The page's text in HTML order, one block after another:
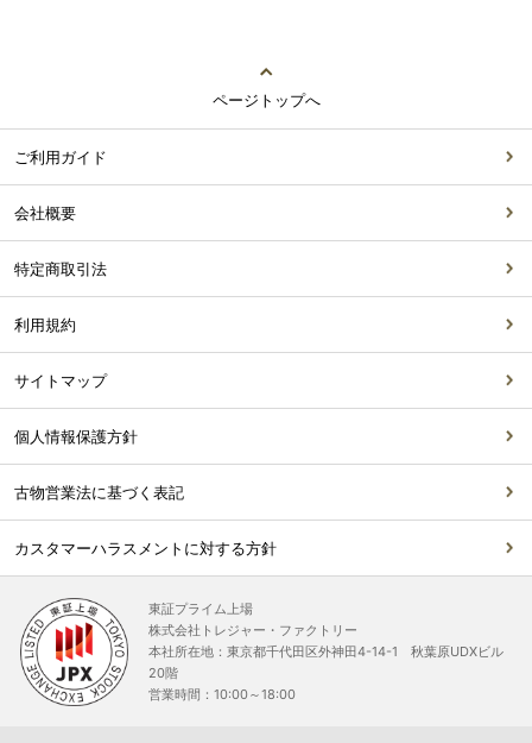
ページトップへ
ご利用ガイド
会社概要
特定商取引法
利用規約
サイトマップ
個人情報保護方針
古物営業法に基づく表記
カスタマーハラスメントに対する方針
東証プライム上場
株式会社トレジャー・ファクトリー
本社所在地：東京都千代田区外神田4-14-1 秋葉原UDXビル
20階
営業時間：10:00～18:00